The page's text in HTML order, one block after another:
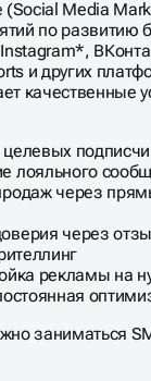
Media
по развитию
и других
качественные
лояльного
через
через
рекламы на
заниматься